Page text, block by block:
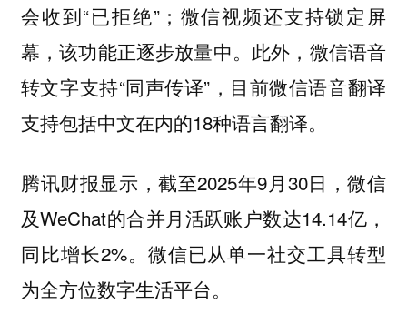
会收到“已拒绝”；微信视频还支持锁定屏
幕，该功能正逐步放量中。此外，微信语音
转文字支持“同声传译”，目前微信语音翻译
支持包括中文在内的18种语言翻译。
腾讯财报显示，截至2025年9月30日，微信
及WeChat的合并月活跃账户数达14.14亿，
同比增长2%。微信已从单一社交工具转型
为全方位数字生活平台。